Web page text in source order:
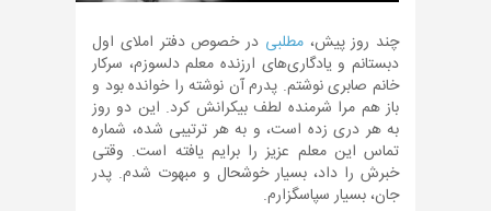
چند روز پیش،مطلبی در خصوص دفتر املای اول
دبستانم و یادگاری‌های ارزنده معلم دلسوزم، سرکار
خانم صابری نوشتم. پدرم آن نوشته را خوانده بود و
باز هم مرا شرمنده لطف بیکرانش کرد. این دو روز
به هر دری زده است، و به هر ترتیبی شده، شماره
تماس این معلم عزیز را برایم یافته است. وقتی
خبرش را داد، بسیار خوشحال و مبهوت شدم. پدر
جان، بسیار سپاسگزارم.